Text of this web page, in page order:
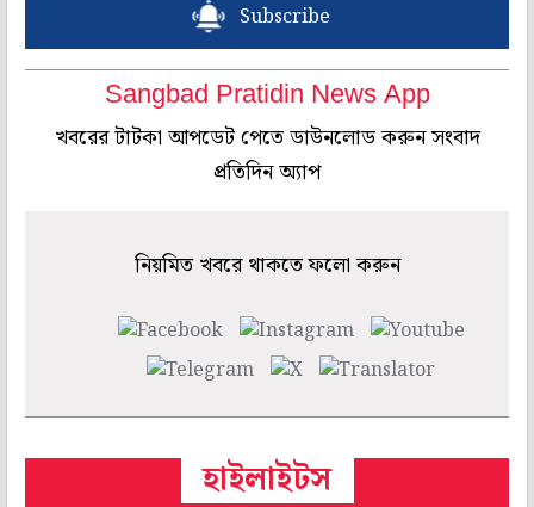
Subscribe
Sangbad Pratidin News App
খবরের টাটকা আপডেট পেতে ডাউনলোড করুন সংবাদ
প্রতিদিন অ্যাপ
নিয়মিত খবরে থাকতে ফলো করুন
হাইলাইটস